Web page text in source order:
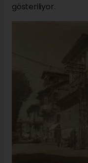
gösteriliyor.